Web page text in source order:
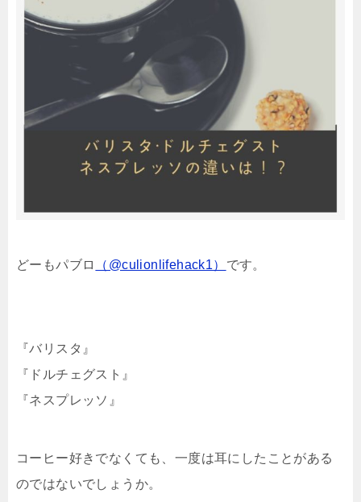
どーもパブロ （@culionlifehack1） です。
『バリスタ』
『ドルチェグスト』
『ネスプレッソ』
コーヒー好きでなくても、一度は耳にしたことがある
のではないでしょうか。